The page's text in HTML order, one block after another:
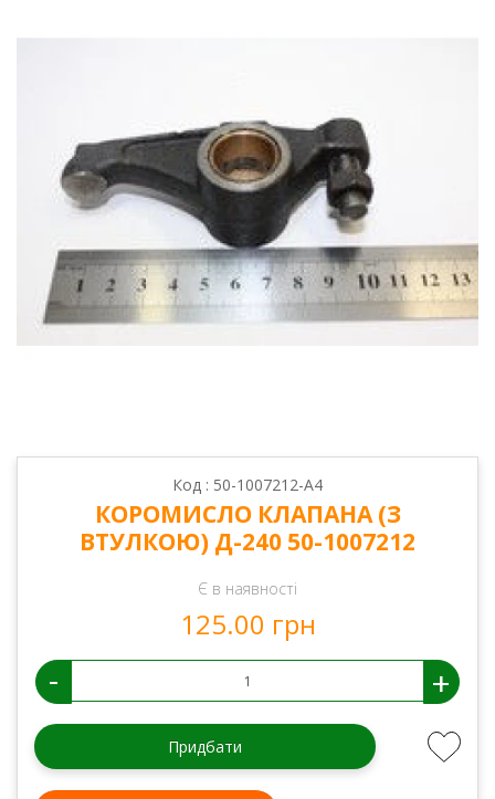
Код : 50-1007212-А4
КОРОМИСЛО КЛАПАНА (З
ВТУЛКОЮ) Д-240 50-1007212
Є в наявності
125.00 грн
- +
Придбати